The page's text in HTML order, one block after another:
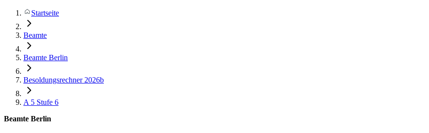
Startseite
Beamte
Beamte Berlin
Besoldungsrechner 2026b
A 5 Stufe 6
Beamte Berlin